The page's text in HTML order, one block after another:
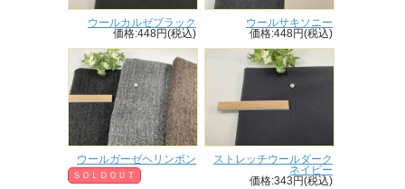
ウールカルゼブラック
価格:448円(税込)
ウールサキソニー
価格:448円(税込)
ウールガーゼヘリンボン
ＳＯＬＤＯＵＴ
ストレッチウールダーク
ネイビー
価格:343円(税込)